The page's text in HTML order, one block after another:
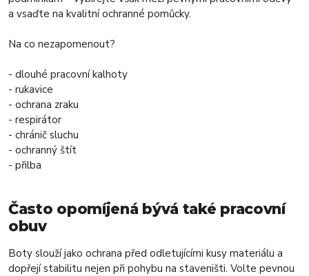
a vsaďte na kvalitní ochranné pomůcky.
Na co nezapomenout?
- dlouhé pracovní kalhoty
- rukavice
- ochrana zraku
- respirátor
- chránič sluchu
- ochranný štít
- přilba
Často opomíjená bývá také pracovní
obuv
Boty slouží jako ochrana před odletujícími kusy materiálu a
dopřejí stabilitu nejen při pohybu na staveništi. Volte pevnou